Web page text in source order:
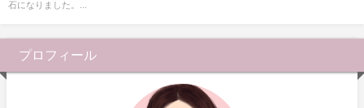
石になりました。...
プロフィール